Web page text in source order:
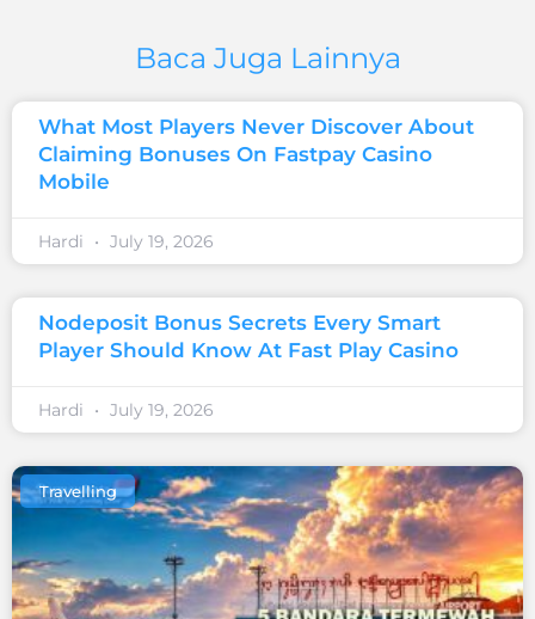
Baca Juga Lainnya
What Most Players Never Discover About
Claiming Bonuses On Fastpay Casino
Mobile
Hardi July 19, 2026
Nodeposit Bonus Secrets Every Smart
Player Should Know At Fast Play Casino
Hardi July 19, 2026
Travelling